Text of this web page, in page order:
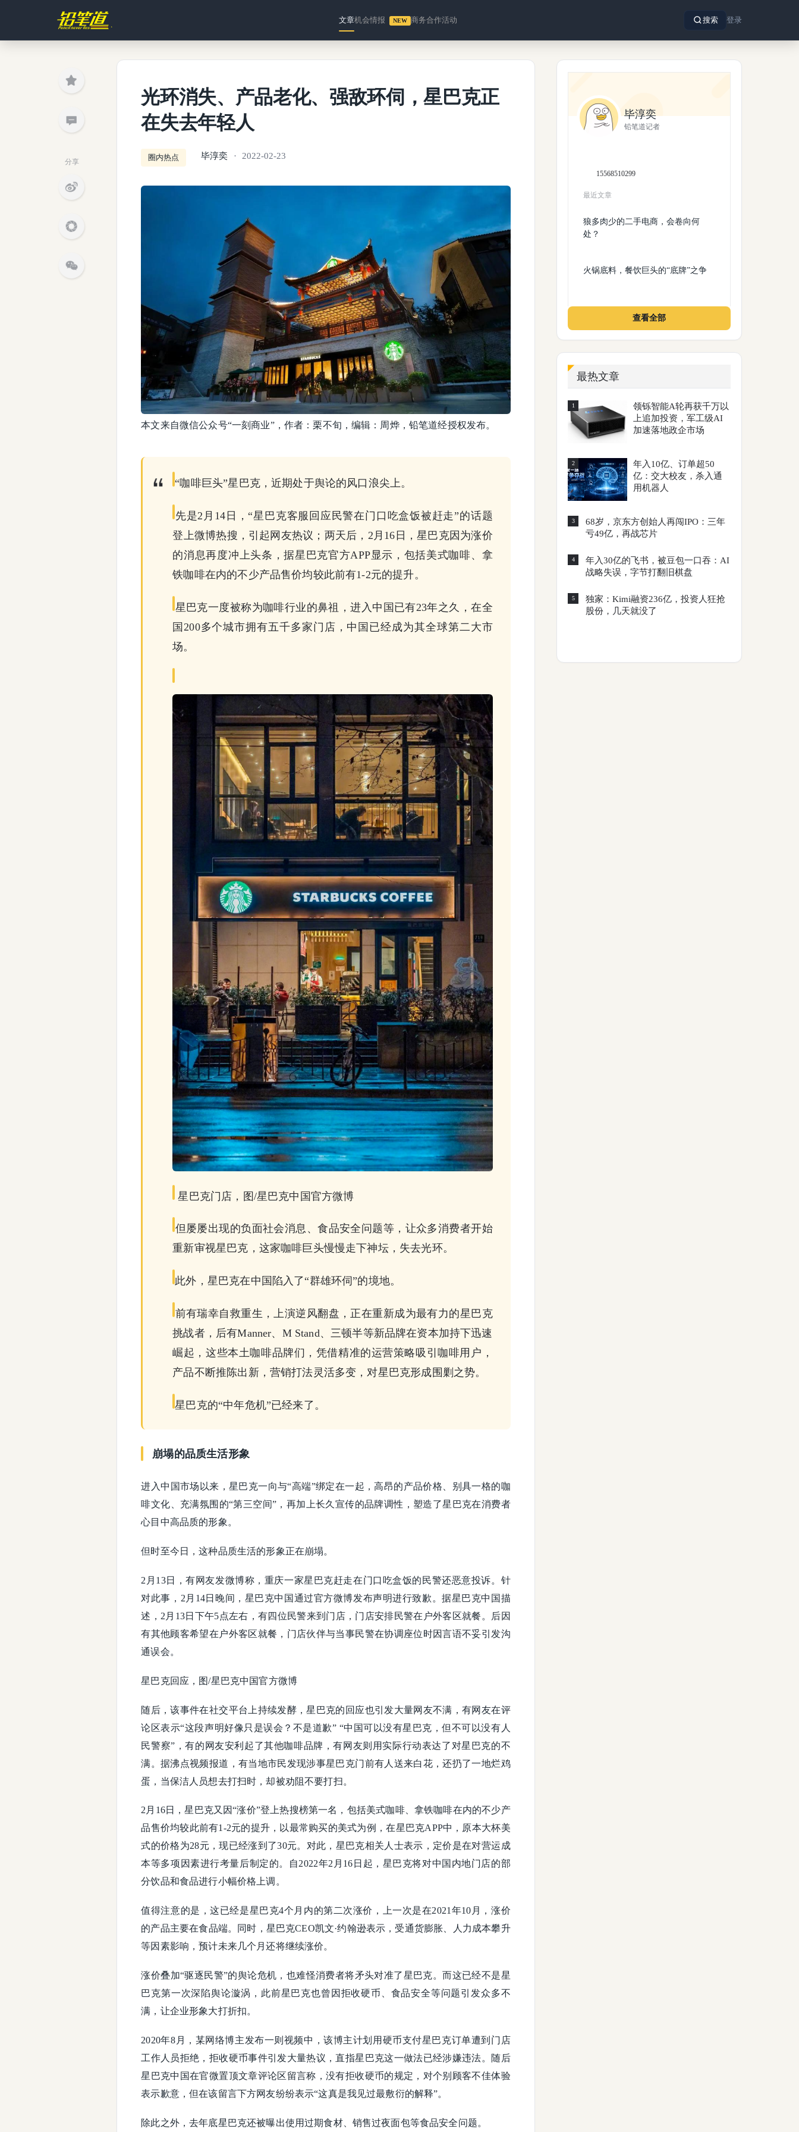
文章机会情报 NEW 商务合作活动 搜索 登录
分享
光环消失、产品老化、强敌环伺，星巴克正
在失去年轻人
圈内热点 毕淳奕 2022-02-23
本文来自微信公众号“一刻商业”，作者：栗不旬，编辑：周烨，铅笔道经授权发布。
“咖啡巨头”星巴克，近期处于舆论的风口浪尖上。
先是2月14日，“星巴克客服回应民警在门口吃盒饭被赶走”的话题
登上微博热搜，引起网友热议；两天后，2月16日，星巴克因为涨价
的消息再度冲上头条，据星巴克官方APP显示，包括美式咖啡、拿
铁咖啡在内的不少产品售价均较此前有1-2元的提升。
星巴克一度被称为咖啡行业的鼻祖，进入中国已有23年之久，在全
国200多个城市拥有五千多家门店，中国已经成为其全球第二大市
场。
星巴克门店，图/星巴克中国官方微博
但屡屡出现的负面社会消息、食品安全问题等，让众多消费者开始
重新审视星巴克，这家咖啡巨头慢慢走下神坛，失去光环。
此外，星巴克在中国陷入了“群雄环伺”的境地。
前有瑞幸自救重生，上演逆风翻盘，正在重新成为最有力的星巴克
挑战者，后有Manner、M Stand、三顿半等新品牌在资本加持下迅速
崛起，这些本土咖啡品牌们，凭借精准的运营策略吸引咖啡用户，
产品不断推陈出新，营销打法灵活多变，对星巴克形成围剿之势。
星巴克的“中年危机”已经来了。
崩塌的品质生活形象
进入中国市场以来，星巴克一向与“高端”绑定在一起，高昂的产品价格、别具一格的咖
啡文化、充满氛围的“第三空间”，再加上长久宣传的品牌调性，塑造了星巴克在消费者
心目中高品质的形象。
但时至今日，这种品质生活的形象正在崩塌。
2月13日，有网友发微博称，重庆一家星巴克赶走在门口吃盒饭的民警还恶意投诉。针
对此事，2月14日晚间，星巴克中国通过官方微博发布声明进行致歉。据星巴克中国描
述，2月13日下午5点左右，有四位民警来到门店，门店安排民警在户外客区就餐。后因
有其他顾客希望在户外客区就餐，门店伙伴与当事民警在协调座位时因言语不妥引发沟
通误会。
星巴克回应，图/星巴克中国官方微博
随后，该事件在社交平台上持续发酵，星巴克的回应也引发大量网友不满，有网友在评
论区表示“这段声明好像只是误会？不是道歉” “中国可以没有星巴克，但不可以没有人
民警察”，有的网友安利起了其他咖啡品牌，有网友则用实际行动表达了对星巴克的不
满。据沸点视频报道，有当地市民发现涉事星巴克门前有人送来白花，还扔了一地烂鸡
蛋，当保洁人员想去打扫时，却被劝阻不要打扫。
2月16日，星巴克又因“涨价”登上热搜榜第一名，包括美式咖啡、拿铁咖啡在内的不少产
品售价均较此前有1-2元的提升，以最常购买的美式为例，在星巴克APP中，原本大杯美
式的价格为28元，现已经涨到了30元。对此，星巴克相关人士表示，定价是在对营运成
本等多项因素进行考量后制定的。自2022年2月16日起，星巴克将对中国内地门店的部
分饮品和食品进行小幅价格上调。
值得注意的是，这已经是星巴克4个月内的第二次涨价，上一次是在2021年10月，涨价
的产品主要在食品端。同时，星巴克CEO凯文·约翰逊表示，受通货膨胀、人力成本攀升
等因素影响，预计未来几个月还将继续涨价。
涨价叠加“驱逐民警”的舆论危机，也难怪消费者将矛头对准了星巴克。而这已经不是星
巴克第一次深陷舆论漩涡，此前星巴克也曾因拒收硬币、食品安全等问题引发众多不
满，让企业形象大打折扣。
2020年8月，某网络博主发布一则视频中，该博主计划用硬币支付星巴克订单遭到门店
工作人员拒绝，拒收硬币事件引发大量热议，直指星巴克这一做法已经涉嫌违法。随后
星巴克中国在官微置顶文章评论区留言称，没有拒收硬币的规定，对个别顾客不佳体验
表示歉意，但在该留言下方网友纷纷表示“这真是我见过最敷衍的解释”。
除此之外，去年底星巴克还被曝出使用过期食材、销售过夜面包等食品安全问题。
毕淳奕
铅笔道记者
15568510299
最近文章
狼多肉少的二手电商，会卷向何
处？
火锅底料，餐饮巨头的“底牌”之争
查看全部
最热文章
1
领铄智能A轮再获千万以
上追加投资，军工级AI
加速落地政企市场
2
年入10亿、订单超50
亿：交大校友，杀入通
用机器人
3
68岁，京东方创始人再闯IPO：三年
亏49亿，再战芯片
4
年入30亿的飞书，被豆包一口吞：AI
战略失误，字节打翻旧棋盘
5
独家：Kimi融资236亿，投资人狂抢
股份，几天就没了